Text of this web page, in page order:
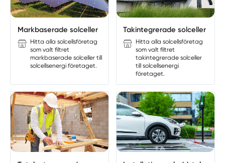
Markbaserade solceller
Hitta alla solcellsföretag
som valt filtret
markbaserade solceller till
solcellsenergi företaget.
Takintegrerade solceller
Hitta alla solcellsföretag
som valt filtret
takintegrerade solceller
till solcellsenergi
företaget.